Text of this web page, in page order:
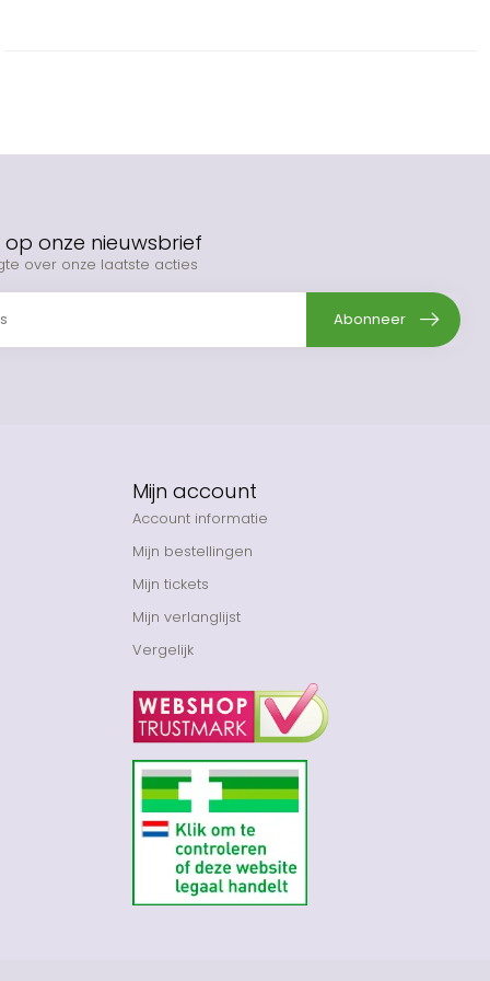
onze nieuwsbrief
over onze laatste acties
Abonneer
Mijn account
Account informatie
Mijn bestellingen
Mijn tickets
Mijn verlanglijst
Vergelijk